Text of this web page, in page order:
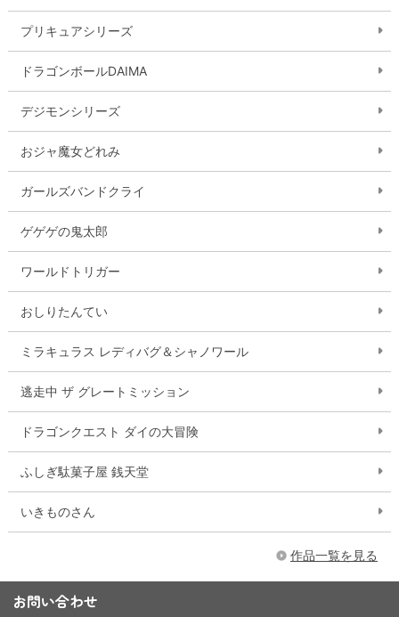
プリキュアシリーズ
ドラゴンボールDAIMA
デジモンシリーズ
おジャ魔女どれみ
ガールズバンドクライ
ゲゲゲの鬼太郎
ワールドトリガー
おしりたんてい
ミラキュラス レディバグ＆シャノワール
逃走中 ザ グレートミッション
ドラゴンクエスト ダイの大冒険
ふしぎ駄菓子屋 銭天堂
いきものさん
作品一覧を見る
お問い合わせ